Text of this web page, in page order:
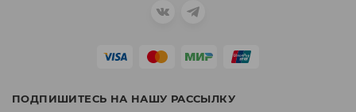
ПОДПИШИТЕСЬ НА НАШУ РАССЫЛКУ